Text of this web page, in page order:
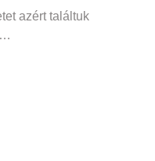
azért találtuk
…